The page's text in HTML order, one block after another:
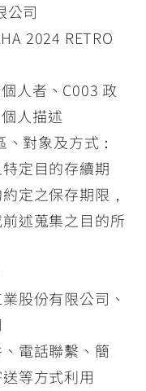
公司
2024 RETRO
人者、C003 政
人描述
對象及方式：
定目的存續期
定之保存期限，
述蒐集之目的所
股份有限公司、
電話聯繫、簡
等方式利用